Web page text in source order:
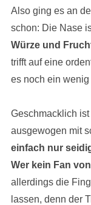
Also ging es an
schon: Die Nase
Würze und
trifft auf eine
es noch ein
Geschmacklich
ausgewogen mit
einfach nur
Wer kein Fan
allerdings die
lassen, denn der